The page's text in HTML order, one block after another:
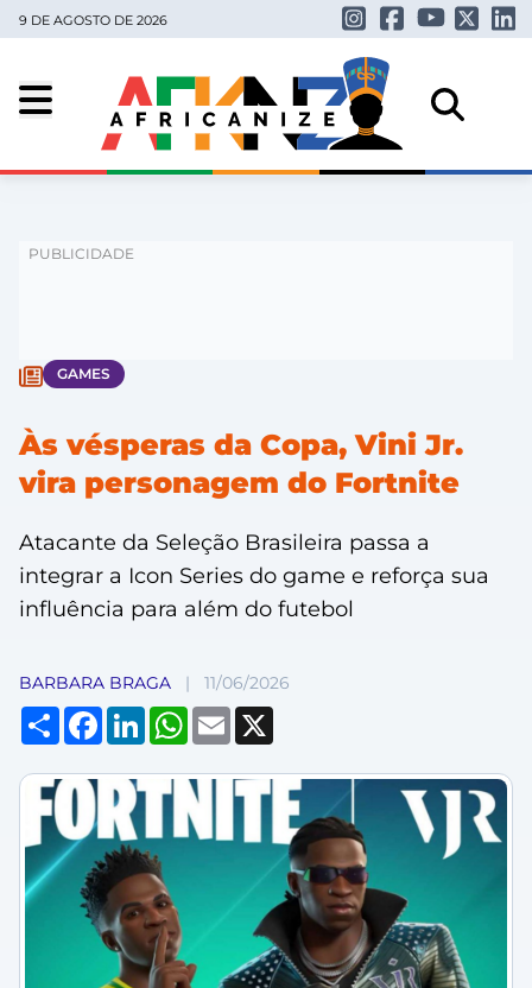
9 DE AGOSTO DE 2026
GAMES
Às vésperas da Copa, Vini Jr.
vira personagem do Fortnite
Atacante da Seleção Brasileira passa a
integrar a Icon Series do game e reforça sua
influência para além do futebol
BARBARA BRAGA | 11/06/2026
Compartilhar
Facebook
LinkedInWhatsApp
Email